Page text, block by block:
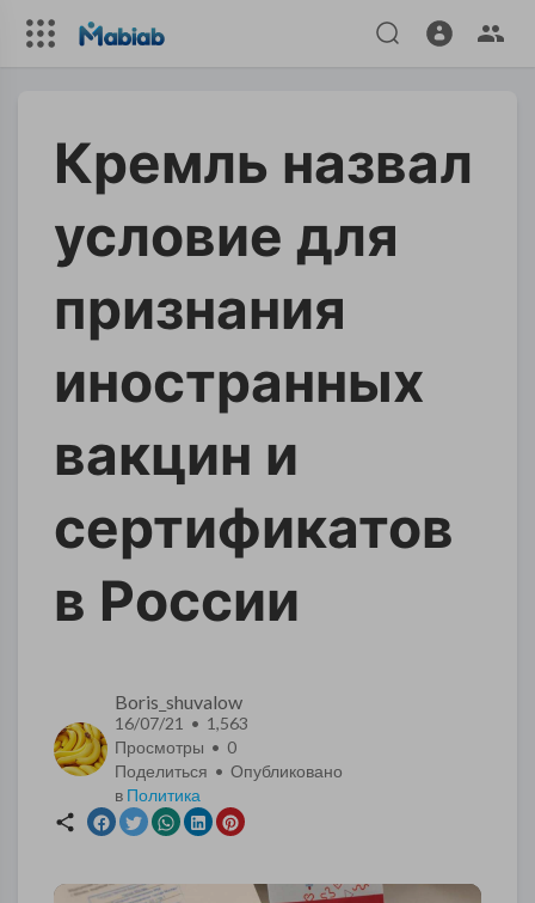
Кремль назвал
условие для
признания
иностранных
вакцин и
сертификатов
в России
Boris_shuvalow
16/07/21 • 1,563
Просмотры • 0
Поделиться • Опубликовано
в Политика